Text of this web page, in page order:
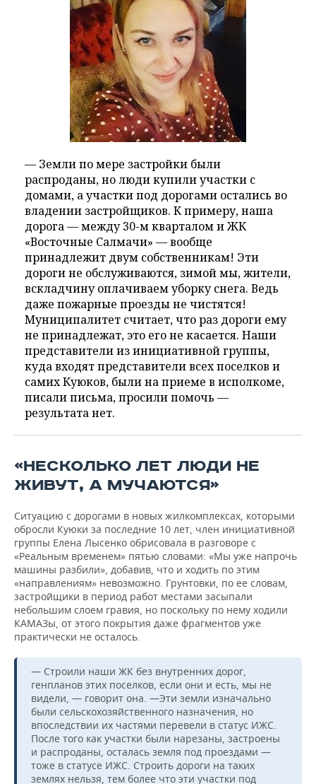
— Земли по мере застройки были
распроданы, но люди купили участки с
домами, а участки под дорогами остались во
владении застройщиков. К примеру, наша
дорога — между 30-м кварталом и ЖК
«Восточные Салмачи» — вообще
принадлежит двум собственникам! Эти
дороги не обслуживаются, зимой мы, жители,
вскладчину оплачиваем уборку снега. Ведь
даже пожарные проезды не чистятся!
Муниципалитет считает, что раз дороги ему
не принадлежат, это его не касается. Наши
представители из инициативной группы,
куда входят представители всех поселков и
самих Куюков, были на приеме в исполкоме,
писали письма, просили помочь —
результата нет.
«НЕСКОЛЬКО ЛЕТ ЛЮДИ НЕ
ЖИВУТ, А МУЧАЮТСЯ»
Ситуацию с дорогами в новых жилкомплексах, которыми
обросли Куюки за последние 10 лет, член инициативной
группы Елена Лысенко обрисовала в разговоре с
«Реальным временем» пятью словами: «Мы уже напрочь
машины разбили», добавив, что и ходить по этим
«направлениям» невозможно. Грунтовки, по ее словам,
застройщики в период работ местами засыпали
небольшим слоем гравия, но поскольку по нему ходили
КАМАЗы, от этого покрытия даже фрагментов уже
практически не осталось.
— Строили наши ЖК без внутренних дорог,
генпланов этих поселков, если они и есть, мы не
видели, — говорит она. —Эти земли изначально
были сельскохозяйственного назначения, но
впоследствии их частями перевели в статус ИЖС.
После того как участки были нарезаны, застроены
и распроданы, осталась земля под проездами —
тоже в статусе ИЖС. Строить дороги на таких
землях нельзя, тем более что эти участки под